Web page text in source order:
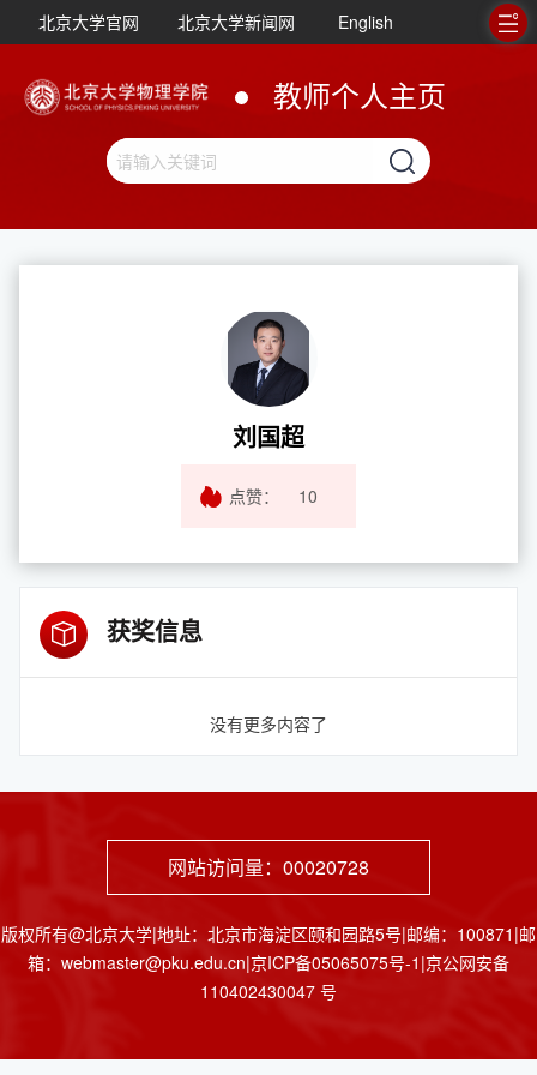
北京大学官网 北京大学新闻网 English
教师个人主页
刘国超
点赞： 10
获奖信息
没有更多内容了
网站访问量： 00020728
版权所有@北京大学|地址：北京市海淀区颐和园路5号|邮编：100871|邮
箱：webmaster@pku.edu.cn|京ICP备05065075号-1|京公网安备
110402430047 号